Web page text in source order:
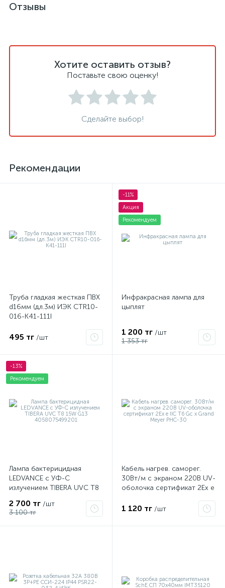
Отзывы
Хотите оставить отзыв?
Поставьте свою оценку!
Сделайте выбор!
Рекомендации
Труба гладкая жесткая ПВХ
d16мм (дл.3м) ИЭК CTR10-
016-K41-111I
495 тг /шт
-11%
Акция
Рекомендуем
Инфракрасная лампа для
цыплят
1 200 тг /шт
1 353 тг
-13%
Рекомендуем
Лампа бактерицидная
LEDVANCE с УФ-С
излучением TIBERA UVC T8
2 700 тг /шт
3 100 тг
Кабель нагрев. саморег.
30Вт/м с экраном 220В UV-
оболочка сертификат 2Ex e
PHC-30
1 120 тг /шт